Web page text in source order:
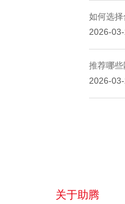
如何选择
2026-
推荐哪些
2026-
关于助腾